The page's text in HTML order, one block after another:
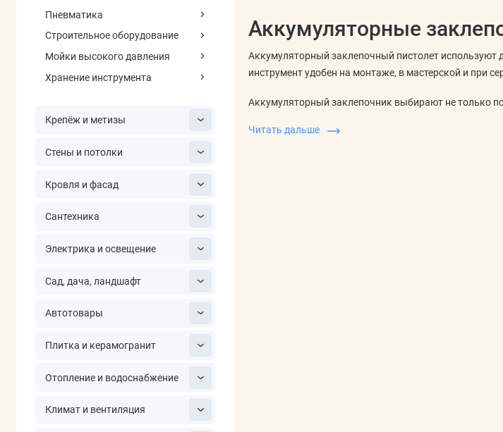
Пневматика
Строительное оборудование
Мойки высокого давления
Хранение инструмента
Крепёж и метизы
Стены и потолки
Кровля и фасад
Сантехника
Электрика и освещение
Сад, дача, ландшафт
Автотовары
Плитка и керамогранит
Отопление и водоснабжение
Климат и вентиляция
Аккумуляторные
Аккумуляторный заклепочный пистолет используют
инструмент удобен на монтаже, в мастерской и при
Аккумуляторный заклепочник выбирают не только
Читать дальше